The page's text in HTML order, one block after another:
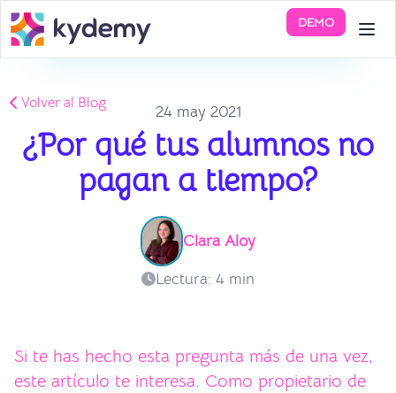
DEMO
Volver al Blog 24 may 2021
¿Por qué tus alumnos no
pagan a tiempo?
Clara Aloy
Lectura: 4 min
Si te has hecho esta pregunta más de una vez,
este artículo te interesa. Como propietario de